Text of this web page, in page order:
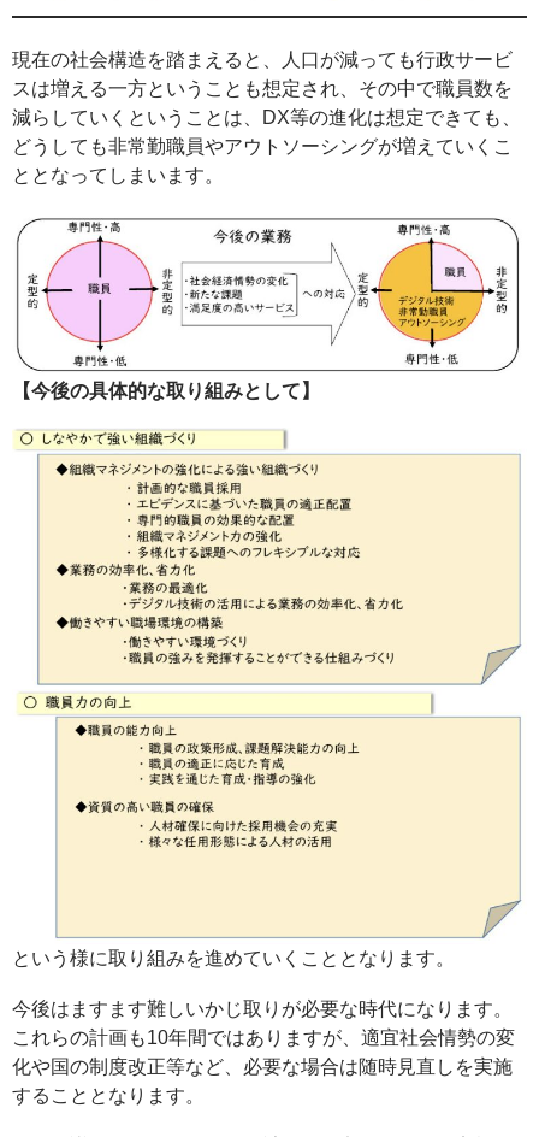
現在の社会構造を踏まえると、人口が減っても行政サービ
スは増える一方ということも想定され、その中で職員数を
減らしていくということは、DX等の進化は想定できても、
どうしても非常勤職員やアウトソーシングが増えていくこ
ととなってしまいます。
【今後の具体的な取り組みとして】
という様に取り組みを進めていくこととなります。
今後はますます難しいかじ取りが必要な時代になります。
これらの計画も10年間ではありますが、適宜社会情勢の変
化や国の制度改正等など、必要な場合は随時見直しを実施
することとなります。